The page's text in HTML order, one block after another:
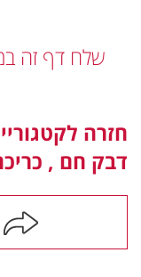
שלח דף זה
חזרה
דבק חם ,